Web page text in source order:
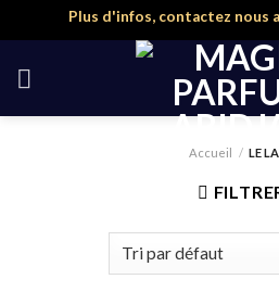
to
content
Plus d'infos, contactez nous
Accueil / LE